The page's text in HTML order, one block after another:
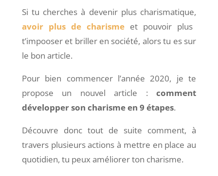
Si tu cherches à devenir plus charismatique,
avoir plus de charismeet pouvoir plus
t’impooser et briller en société, alors tu es sur
le bon article.
Pour bien commencer l’année 2020, je te
propose un nouvel article :comment
développer son charisme en 9 étapes.
Découvre donc tout de suite comment, à
travers plusieurs actions à mettre en place au
quotidien, tu peux améliorer ton charisme.